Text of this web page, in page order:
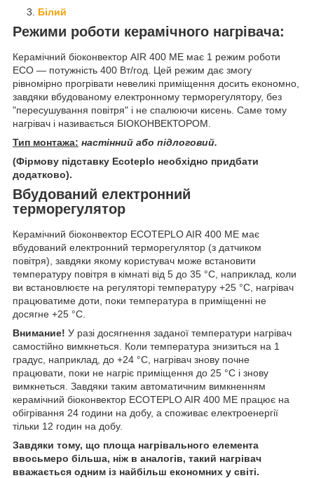
Білий
Режими роботи керамічного нагрівача:
Керамічний біоконвектор AIR 400 ME має 1 режим роботи
ECO — потужність 400 Вт/год. Цей режим дає змогу
рівномірно прогрівати невеликі приміщення досить економно,
завдяки вбудованому електронному терморегулятору, без
"пересушування повітря" і не спалюючи кисень. Саме тому
нагрівач і називається БІОКОНВЕКТОРОМ.
Тип монтажа: настінний або підлоговий.
(Фірмову підставку Ecoteplo необхідно придбати
додатково).
Вбудований електронний
терморегулятор
Керамічний біоконвектор ECOTEPLO AIR 400 ME має
вбудований електронний терморегулятор (з датчиком
повітря), завдяки якому користувач може встановити
температуру повітря в кімнаті від 5 до 35 °C, наприклад, коли
ви встановлюєте на регуляторі температуру +25 °C, нагрівач
працюватиме доти, поки температура в приміщенні не
досягне +25 °C.
Внимание! У разі досягнення заданої температури нагрівач
самостійно вимкнеться. Коли температура знизиться на 1
градус, наприклад, до +24 °C, нагрівач знову почне
працювати, поки не нагріє приміщення до 25 °C і знову
вимкнеться. Завдяки таким автоматичним вимкненням
керамічний біоконвектор ECOTEPLO AIR 400 ME працює на
обігрівання 24 години на добу, а споживає електроенергії
тільки 12 годин на добу.
Завдяки тому, що площа нагрівального елемента
ввосьмеро більша, ніж в аналогів, такий нагрівач
вважається одним із найбільш економних у світі.